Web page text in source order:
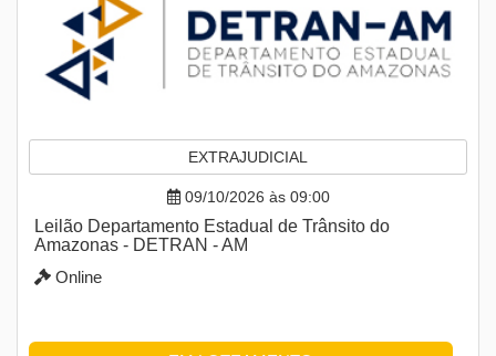
EXTRAJUDICIAL
09/10/2026 às 09:00
Leilão Departamento Estadual de Trânsito do
Amazonas - DETRAN - AM
Online